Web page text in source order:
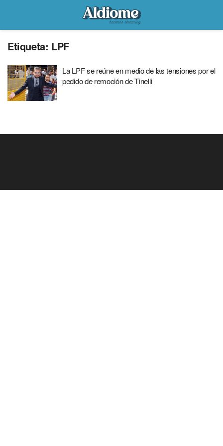
Etiqueta: LPF
La LPF se reúne en medio de las tensiones por el
pedido de remoción de Tinelli